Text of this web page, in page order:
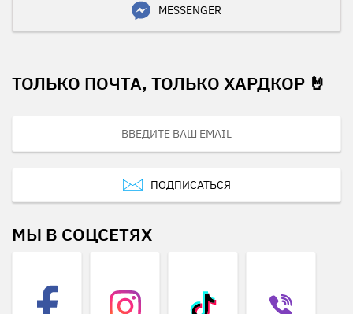
MESSENGER
ТОЛЬКО ПОЧТА, ТОЛЬКО ХАРДКОР 🤘
ПОДПИСАТЬСЯ
МЫ В СОЦСЕТЯХ